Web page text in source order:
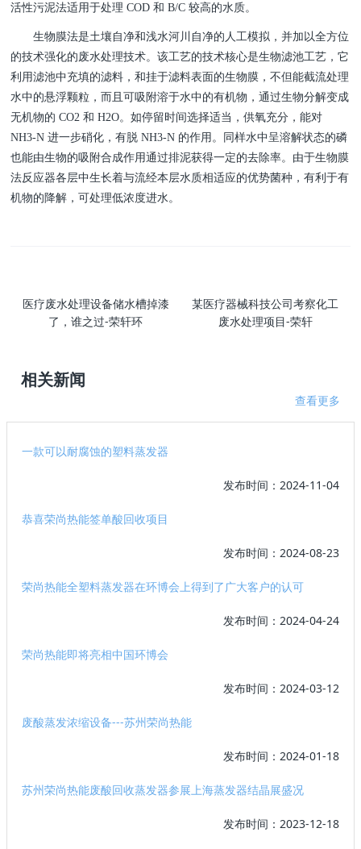
活性污泥法适用于处理 COD 和 B/C 较高的水质。
生物膜法是土壤自净和浅水河川自净的人工模拟，并加以全方位
的技术强化的废水处理技术。该工艺的技术核心是生物滤池工艺，它
利用滤池中充填的滤料，和挂于滤料表面的生物膜，不但能截流处理
水中的悬浮颗粒，而且可吸附溶于水中的有机物，通过生物分解变成
无机物的 CO2 和 H2O。如停留时间选择适当，供氧充分，能对
NH3-N 进一步硝化，有脱 NH3-N 的作用。同样水中呈溶解状态的磷
也能由生物的吸附合成作用通过排泥获得一定的去除率。由于生物膜
法反应器各层中生长着与流经本层水质相适应的优势菌种，有利于有
机物的降解，可处理低浓度进水。
医疗废水处理设备储水槽掉漆
了，谁之过-荣轩环
某医疗器械科技公司考察化工
废水处理项目-荣轩
相关新闻
查看更多
一款可以耐腐蚀的塑料蒸发器
发布时间：2024-11-04
恭喜荣尚热能签单酸回收项目
发布时间：2024-08-23
荣尚热能全塑料蒸发器在环博会上得到了广大客户的认可
发布时间：2024-04-24
荣尚热能即将亮相中国环博会
发布时间：2024-03-12
废酸蒸发浓缩设备---苏州荣尚热能
发布时间：2024-01-18
苏州荣尚热能废酸回收蒸发器参展上海蒸发器结晶展盛况
发布时间：2023-12-18